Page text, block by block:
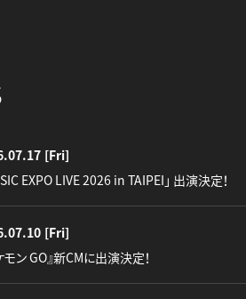
[Fri]
EXPO LIVE 2026 in TAIPEI」 出演決定！
[Fri]
モン GO』新CMに出演決定！